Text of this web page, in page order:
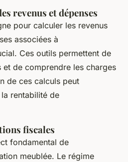
revenus et dépenses
pour calculer les revenus
associées à
Ces outils permettent de
et de comprendre les charges
de ces calculs peut
rentabilité de
fiscales
fondamental de
meublée. Le régime